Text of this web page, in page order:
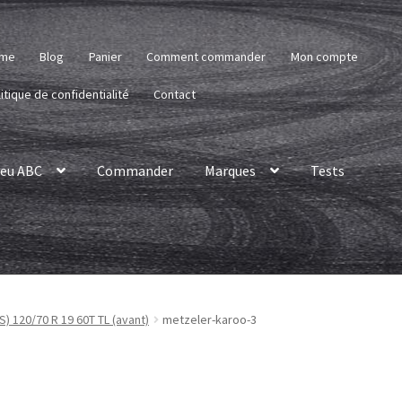
Blog Panier Comment commander Mon compte
de confidentialité Contact
ABC Commander Marques Tests
120/70 R 19 60T TL (avant) metzeler-karoo-3